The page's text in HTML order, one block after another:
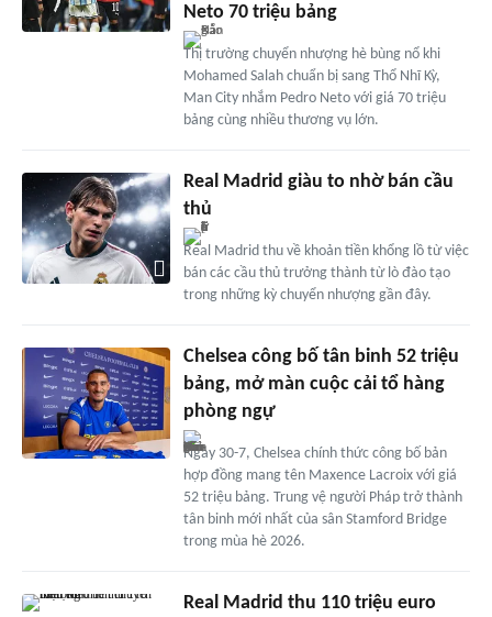
Neto 70 triệu bảng
Thị trường chuyển nhượng hè bùng nổ khi
Mohamed Salah chuẩn bị sang Thổ Nhĩ Kỳ,
Man City nhắm Pedro Neto với giá 70 triệu
bảng cùng nhiều thương vụ lớn.
Real Madrid giàu to nhờ bán cầu
thủ
Real Madrid thu về khoản tiền khổng lồ từ việc
bán các cầu thủ trưởng thành từ lò đào tạo
trong những kỳ chuyển nhượng gần đây.
Chelsea công bố tân binh 52 triệu
bảng, mở màn cuộc cải tổ hàng
phòng ngự
Ngày 30-7, Chelsea chính thức công bố bản
hợp đồng mang tên Maxence Lacroix với giá
52 triệu bảng. Trung vệ người Pháp trở thành
tân binh mới nhất của sân Stamford Bridge
trong mùa hè 2026.
Real Madrid thu 110 triệu euro